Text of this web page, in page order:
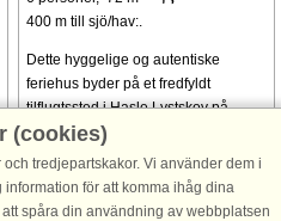
400 m till sjö/hav:.
Dette hyggelige og autentiske
feriehus byder på et fredfyldt
tilflugtssted i Hasle Lystskov på
Bornholm, kun 400 meter fra
stranden. Hovedhuset spænder over
60 kvadratmeter, mens et yderligere
anneks på ...
(cookies)
tredjepartskakor. Vi använder dem i
för att komma ihåg dina
spåra din användning av webbplatsen